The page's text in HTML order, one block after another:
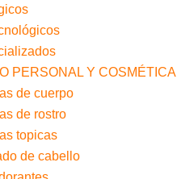
PERSONAL Y COSMÉTICA
de cuerpo
de rostro
topicas
de cabello